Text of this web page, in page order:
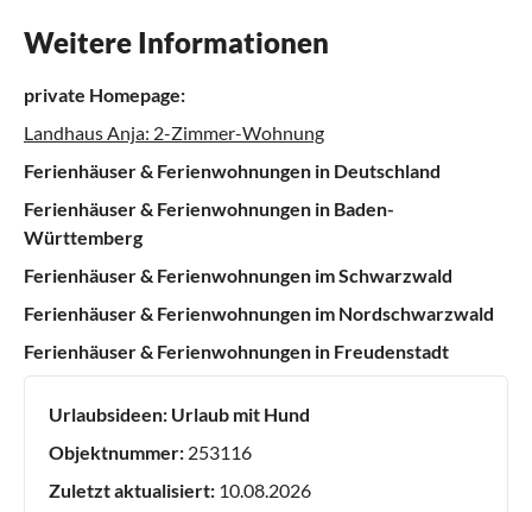
Weitere Informationen
private Homepage:
Landhaus Anja: 2-Zimmer-Wohnung
Ferienhäuser & Ferienwohnungen in Deutschland
Ferienhäuser & Ferienwohnungen in Baden-
Württemberg
Ferienhäuser & Ferienwohnungen im Schwarzwald
Ferienhäuser & Ferienwohnungen im Nordschwarzwald
Ferienhäuser & Ferienwohnungen in Freudenstadt
Urlaubsideen: Urlaub mit Hund
Objektnummer: 253116
Zuletzt aktualisiert: 10.08.2026